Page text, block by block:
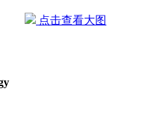
点击查看大图